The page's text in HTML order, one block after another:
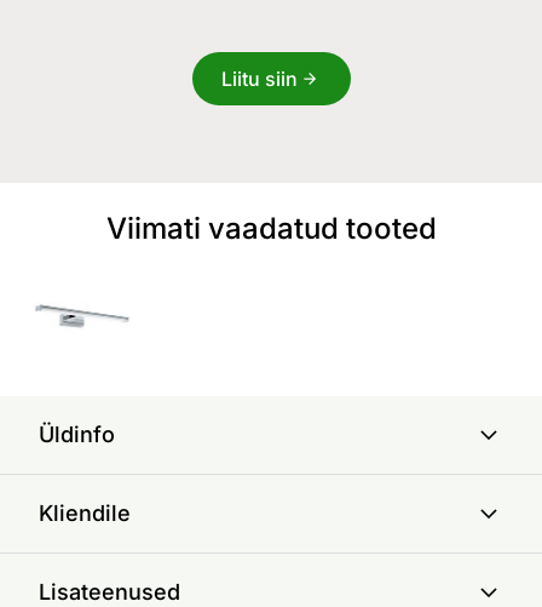
Liitu siin
Viimati vaadatud tooted
Üldinfo
Kliendile
Lisateenused